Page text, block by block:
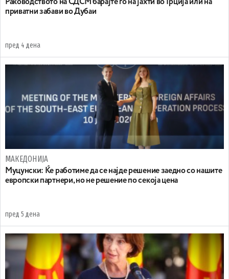
Раководството на СДСМ барајте го на јахти во Грција или на
приватни забави во Дубаи
пред 4 дена
МАКЕДОНИЈА
Муцунски: Ќе работиме да се најде решение заедно со нашите
европски партнери, но не решение по секоја цена
пред 5 дена